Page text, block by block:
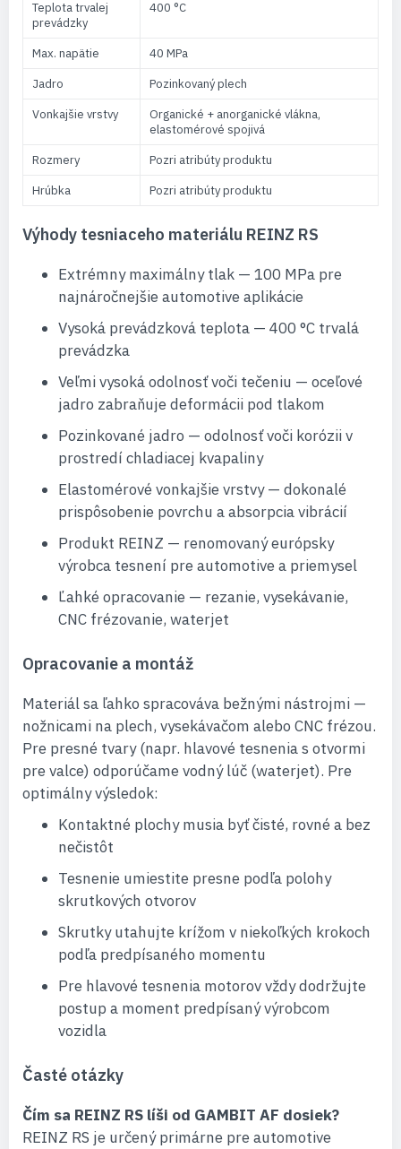
Teplota trvalej
prevádzky
400 °C
Max. napätie
40 MPa
Jadro
Pozinkovaný plech
Vonkajšie vrstvy
Organické + anorganické vlákna,
elastomérové spojivá
Rozmery
Pozri atribúty produktu
Hrúbka
Pozri atribúty produktu
Výhody tesniaceho materiálu REINZ RS
Extrémny maximálny tlak — 100 MPa pre
najnáročnejšie automotive aplikácie
Vysoká prevádzková teplota — 400 °C trvalá
prevádzka
Veľmi vysoká odolnosť voči tečeniu — oceľové
jadro zabraňuje deformácii pod tlakom
Pozinkované jadro — odolnosť voči korózii v
prostredí chladiacej kvapaliny
Elastomérové vonkajšie vrstvy — dokonalé
prispôsobenie povrchu a absorpcia vibrácií
Produkt REINZ — renomovaný európsky
výrobca tesnení pre automotive a priemysel
Ľahké opracovanie — rezanie, vysekávanie,
CNC frézovanie, waterjet
Opracovanie a montáž
Materiál sa ľahko spracováva bežnými nástrojmi —
nožnicami na plech, vysekávačom alebo CNC frézou.
Pre presné tvary (napr. hlavové tesnenia s otvormi
pre valce) odporúčame vodný lúč (waterjet). Pre
optimálny výsledok:
Kontaktné plochy musia byť čisté, rovné a bez
nečistôt
Tesnenie umiestite presne podľa polohy
skrutkových otvorov
Skrutky utahujte krížom v niekoľkých krokoch
podľa predpísaného momentu
Pre hlavové tesnenia motorov vždy dodržujte
postup a moment predpísaný výrobcom
vozidla
Časté otázky
Čím sa REINZ RS líši od GAMBIT AF dosiek?
REINZ RS je určený primárne pre automotive